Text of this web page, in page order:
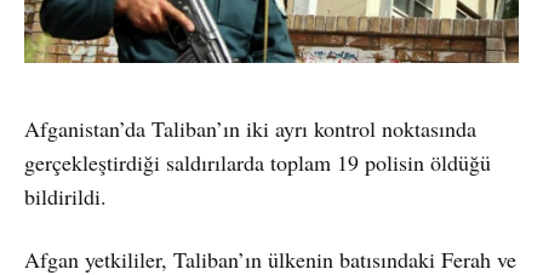
Afganistan’da Taliban’ın iki ayrı kontrol noktasında
gerçekleştirdiği saldırılarda toplam 19 polisin öldüğü
bildirildi.
Afgan yetkililer, Taliban’ın ülkenin batısındaki Ferah ve